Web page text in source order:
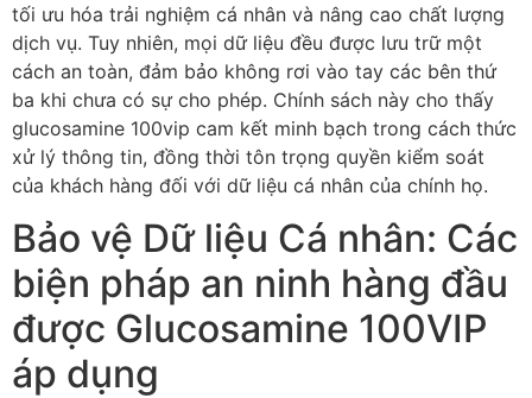
tối ưu hóa trải nghiệm cá nhân và nâng cao chất lượng
dịch vụ. Tuy nhiên, mọi dữ liệu đều được lưu trữ một
cách an toàn, đảm bảo không rơi vào tay các bên thứ
ba khi chưa có sự cho phép. Chính sách này cho thấy
glucosamine 100vip cam kết minh bạch trong cách thức
xử lý thông tin, đồng thời tôn trọng quyền kiểm soát
của khách hàng đối với dữ liệu cá nhân của chính họ.
Bảo vệ Dữ liệu Cá nhân: Các
biện pháp an ninh hàng đầu
được Glucosamine 100VIP
áp dụng